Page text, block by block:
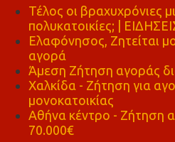
Τέλος οι βραχυχρόνιες
πολυκατοικίες; |
Ελαφόνησος, Ζητείται
αγορά
Άμεση Ζήτηση αγοράς
Χαλκίδα - Ζήτηση για
μονοκατοικίας
Αθήνα κέντρο - Ζήτηση
70.000€